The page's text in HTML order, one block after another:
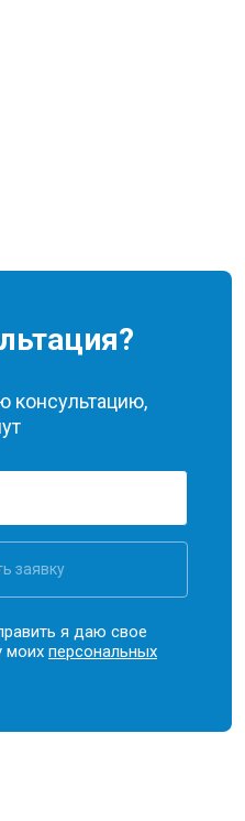
консультацию,
заявку
я даю свое
моихперсональных